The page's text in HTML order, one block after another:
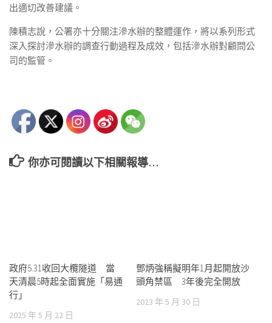
出適切改善建議。
陳積志說，公署亦十分關注滲水辦的整體運作，將以系列形式
深入探討滲水辦的調查行動過程及成效，包括滲水辦對顧問公
司的監管。
你亦可閱讀以下相關報導…
政府5.31收回大欖隧道 當
天清晨5時起全面實施「易通
行」
2025 年 5 月 22 日
鄧炳強稱擬明年1月起開放沙
頭角禁區 3年後完全開放
2023 年 5 月 30 日